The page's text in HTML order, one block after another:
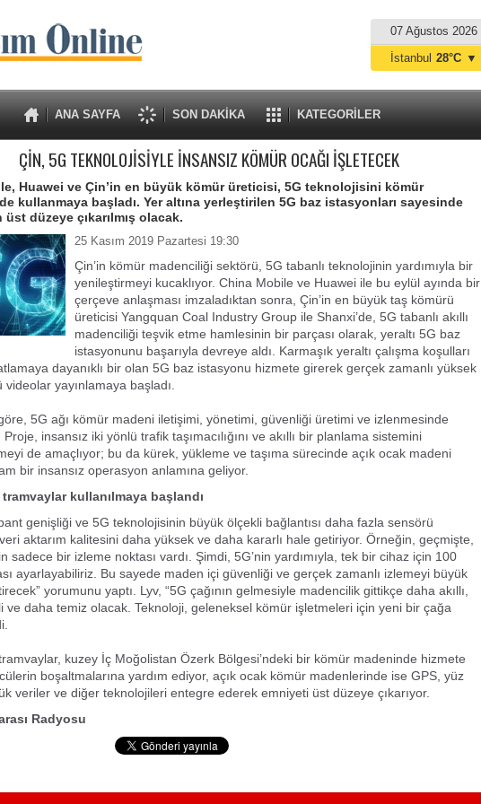
07 Ağustos 2026
ANA SAYFA SON DAKİKA KATEGORİLER
İstanbul 28°C ▼
ÇİN, 5G TEKNOLOJİSİYLE İNSANSIZ KÖMÜR OCAĞI İŞLETECEK
Huawei ve Çin’in en büyük kömür üreticisi, 5G teknolojisini kömür
kullanmaya başladı. Yer altına yerleştirilen 5G baz istasyonları sayesinde
düzeye çıkarılmış olacak.
25 Kasım 2019 Pazartesi 19:30
Çin’in kömür madenciliği sektörü, 5G tabanlı teknolojinin yardımıyla bir
yenileştirmeyi kucaklıyor. China Mobile ve Huawei ile bu eylül ayında bir
çerçeve anlaşması imzaladıktan sonra, Çin’in en büyük taş kömürü
üreticisi Yangquan Coal Industry Group ile Shanxi’de, 5G tabanlı akıllı
madenciliği teşvik etme hamlesinin bir parçası olarak, yeraltı 5G baz
istasyonunu başarıyla devreye aldı. Karmaşık yeraltı çalışma koşulları
dayanıklı bir olan 5G baz istasyonu hizmete girerek gerçek zamanlı yüksek
yayınlamaya başladı.
5G ağı kömür madeni iletişimi, yönetimi, güvenliği üretimi ve izlenmesinde
Proje, insansız iki yönlü trafik taşımacılığını ve akıllı bir planlama sistemini
de amaçlıyor; bu da kürek, yükleme ve taşıma sürecinde açık ocak madeni
bir insansız operasyon anlamına geliyor.
kullanılmaya başlandı
genişliği ve 5G teknolojisinin büyük ölçekli bağlantısı daha fazla sensörü
aktarım kalitesini daha yüksek ve daha kararlı hale getiriyor. Örneğin, geçmişte,
sadece bir izleme noktası vardı. Şimdi, 5G’nin yardımıyla, tek bir cihaz için 100
ayarlayabiliriz. Bu sayede maden içi güvenliği ve gerçek zamanlı izlemeyi büyük
yorumunu yaptı. Lyv, “5G çağının gelmesiyle madencilik gittikçe daha akıllı,
ve daha temiz olacak. Teknoloji, geleneksel kömür işletmeleri için yeni bir çağa
kuzey İç Moğolistan Özerk Bölgesi’ndeki bir kömür madeninde hizmete
boşaltmalarına yardım ediyor, açık ocak kömür madenlerinde ise GPS, yüz
veriler ve diğer teknolojileri entegre ederek emniyeti üst düzeye çıkarıyor.
Radyosu